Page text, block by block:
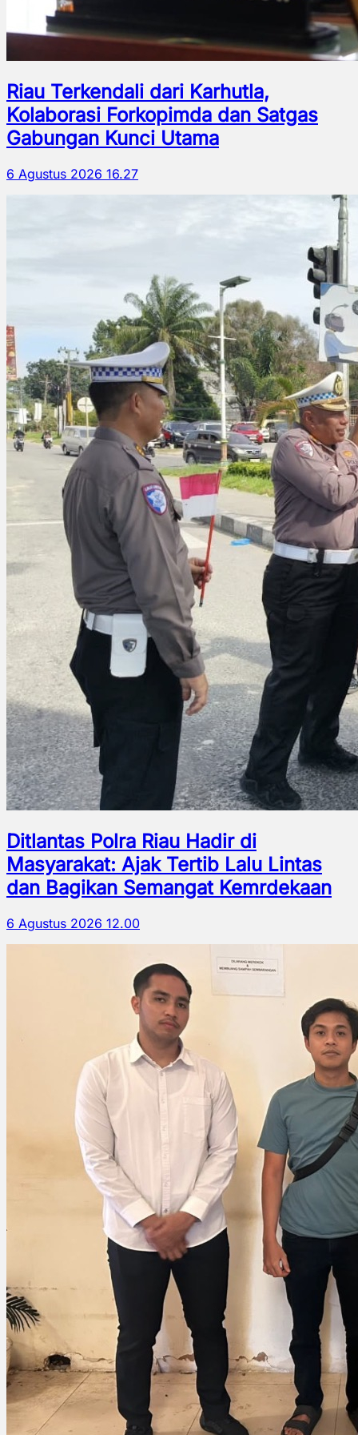
Riau Terkendali dari Karhutla,
Kolaborasi Forkopimda dan Satgas
Gabungan Kunci Utama
6 Agustus 2026 16.27
Ditlantas Polra Riau Hadir di
Masyarakat: Ajak Tertib Lalu Lintas
dan Bagikan Semangat Kemrdekaan
6 Agustus 2026 12.00